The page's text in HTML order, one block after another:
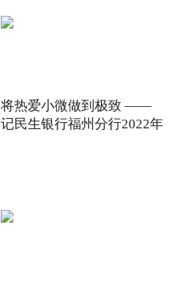
将热爱小微做到极致 ——
记民生银行福州分行2022年